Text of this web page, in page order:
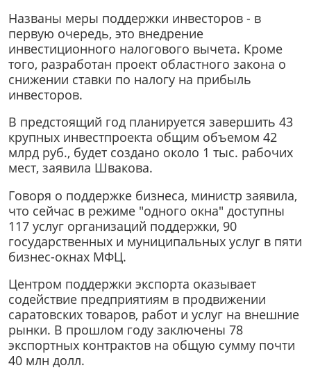
Названы меры поддержки инвесторов - в
первую очередь, это внедрение
инвестиционного налогового вычета. Кроме
того, разработан проект областного закона о
снижении ставки по налогу на прибыль
инвесторов.
В предстоящий год планируется завершить 43
крупных инвестпроекта общим объемом 42
млрд руб., будет создано около 1 тыс. рабочих
мест, заявила Швакова.
Говоря о поддержке бизнеса, министр заявила,
что сейчас в режиме "одного окна" доступны
117 услуг организаций поддержки, 90
государственных и муниципальных услуг в пяти
бизнес-окнах МФЦ.
Центром поддержки экспорта оказывает
содействие предприятиям в продвижении
саратовских товаров, работ и услуг на внешние
рынки. В прошлом году заключены 78
экспортных контрактов на общую сумму почти
40 млн долл.